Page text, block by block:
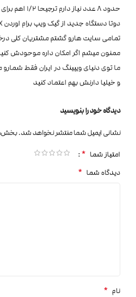
حدود ۸ عدد نیاز دارم ترجیحا ۱/۲ اهم برای سالت
دوتا دستگاه جدید از گیک ویپ برام اوردن DIGI MAX و DIGI PRO ، کارتریج سری J میخورن که داخل ایران بسیار کمیابه
تمامی سایت هارو گشتم مشتریان کلی
ممنون میشم اگر امکان داره موحودش
و خیلیا دارنش بهم اعتماد کنید
دیدگاه خود را بنویسید
نشانی ایمیل شما منتشر نخواهد شد.
امتیاز شما *
دیدگاه شما *
نام *